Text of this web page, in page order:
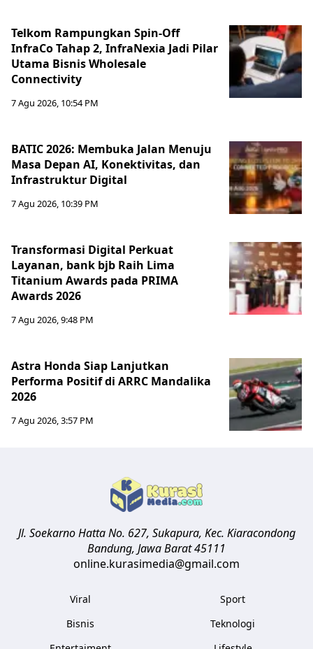
Telkom Rampungkan Spin-Off
InfraCo Tahap 2, InfraNexia Jadi Pilar
Utama Bisnis Wholesale
Connectivity
7 Agu 2026, 10:54 PM
BATIC 2026: Membuka Jalan Menuju
Masa Depan AI, Konektivitas, dan
Infrastruktur Digital
7 Agu 2026, 10:39 PM
Transformasi Digital Perkuat
Layanan, bank bjb Raih Lima
Titanium Awards pada PRIMA
Awards 2026
7 Agu 2026, 9:48 PM
Astra Honda Siap Lanjutkan
Performa Positif di ARRC Mandalika
2026
7 Agu 2026, 3:57 PM
Jl. Soekarno Hatta No. 627, Sukapura, Kec. Kiaracondong
Bandung, Jawa Barat45111
online.kurasimedia@gmail.com
Viral
Bisnis
Sport
Teknologi